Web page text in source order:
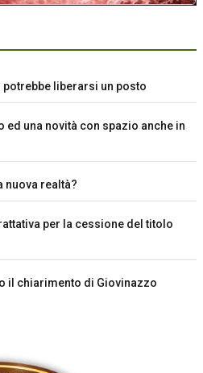
liberarsi un posto
ed una novità con spazio anche in
nuova realtà?
per la cessione del titolo
il chiarimento di Giovinazzo